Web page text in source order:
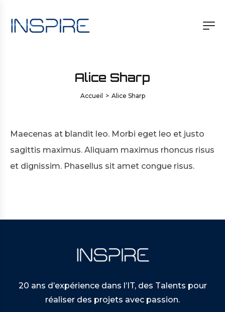
Alice Sharp
Accueil > Alice Sharp
Maecenas at blandit leo. Morbi eget leo et justo
sagittis maximus. Aliquam maximus rhoncus risus
et dignissim. Phasellus sit amet congue risus.
20 ans d’expérience dans l’IT, des Talents pour
réaliser des projets avec passion.